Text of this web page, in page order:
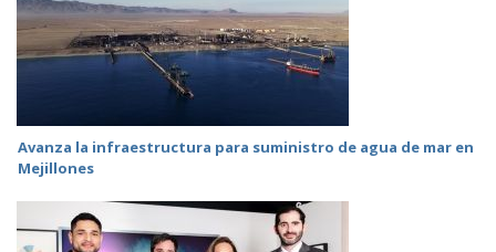
Avanza la infraestructura para suministro de agua de mar en
Mejillones